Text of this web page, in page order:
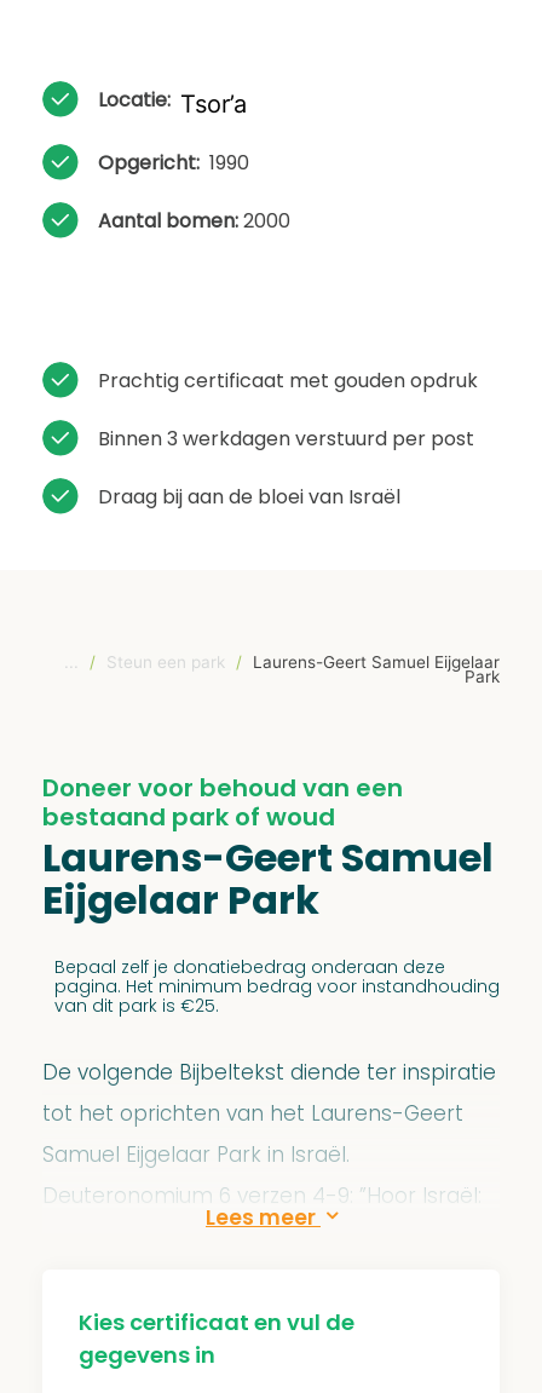
Locatie: Tsor’a
Opgericht: 1990
Aantal bomen:2000
Prachtig certificaat met gouden opdruk
Binnen 3 werkdagen verstuurd per post
Draag bij aan de bloei van Israël
/ Steun een park / Laurens-Geert Samuel Eijgelaar
Park
Doneer voor behoud van een
bestaand park of woud
Laurens-Geert Samuel
Eijgelaar Park
Bepaal zelf je donatiebedrag onderaan deze
pagina. Het minimum bedrag voor instandhouding
van dit park is €25.
De volgende Bijbeltekst diende ter inspiratie
tot het oprichten van het Laurens-Geert
Samuel Eijgelaar Park in Israël.
Deuteronomium 6 verzen 4-9: ”Hoor Israël:
De Heere is onze God; De Heere is één”.
onderhouden en schoongehouden door het
Kies certificaat en vul de
gegevens in